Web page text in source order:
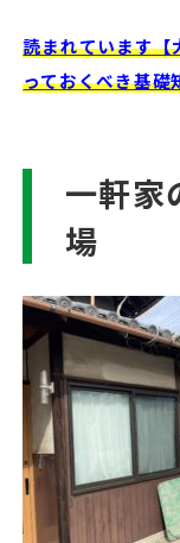
読まれています【
っておくべき基
一軒家
場